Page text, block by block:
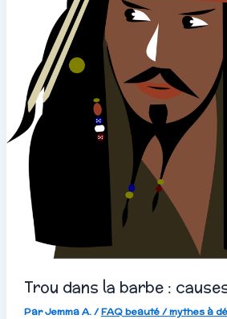
Trou dans la barbe :
ParJemma A./FAQ beauté / mythes à